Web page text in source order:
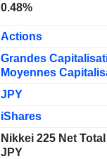
0.48%
Actions
Grandes
Moyennes
JPY
iShares
Nikkei 225 Net
JPY